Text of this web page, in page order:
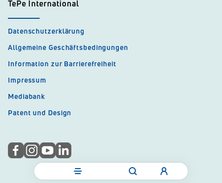
TePe International
Datenschutzerklärung
Allgemeine Geschäftsbedingungen
Information zur Barrierefreiheit
Impressum
Mediabank
Patent und Design